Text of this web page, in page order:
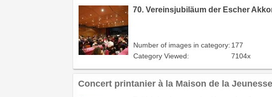
70. Vereinsjubiläum der Escher
Number of images in category: 177
Category Viewed:
7104x
Concert printanier à la Maison de la